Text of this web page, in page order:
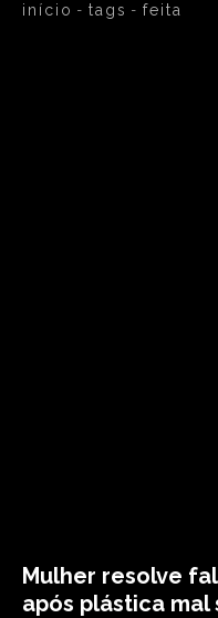
início tags feita
Mulher resolve
após plástica mal